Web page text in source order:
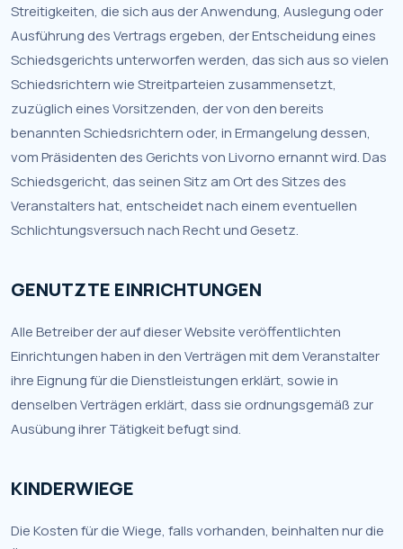
Streitigkeiten, die sich aus der Anwendung, Auslegung oder
Ausführung des Vertrags ergeben, der Entscheidung eines
Schiedsgerichts unterworfen werden, das sich aus so vielen
Schiedsrichtern wie Streitparteien zusammensetzt,
zuzüglich eines Vorsitzenden, der von den bereits
benannten Schiedsrichtern oder, in Ermangelung dessen,
vom Präsidenten des Gerichts von Livorno ernannt wird. Das
Schiedsgericht, das seinen Sitz am Ort des Sitzes des
Veranstalters hat, entscheidet nach einem eventuellen
Schlichtungsversuch nach Recht und Gesetz.
GENUTZTE EINRICHTUNGEN
Alle Betreiber der auf dieser Website veröffentlichten
Einrichtungen haben in den Verträgen mit dem Veranstalter
ihre Eignung für die Dienstleistungen erklärt, sowie in
denselben Verträgen erklärt, dass sie ordnungsgemäß zur
Ausübung ihrer Tätigkeit befugt sind.
KINDERWIEGE
Die Kosten für die Wiege, falls vorhanden, beinhalten nur die